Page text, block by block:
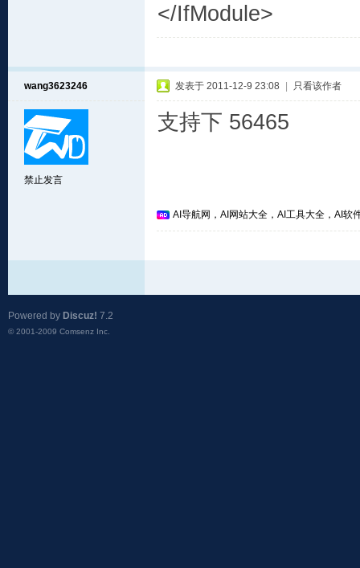
</IfModule>
wang3623246
禁止发言
发表于 2011-12-9 23:08 只看该作者
支持下 56465
AI导航网，AI网站大全，AI工具大全，AI软
Powered by Discuz! 7.2
© 2001-2009 Comsenz Inc.